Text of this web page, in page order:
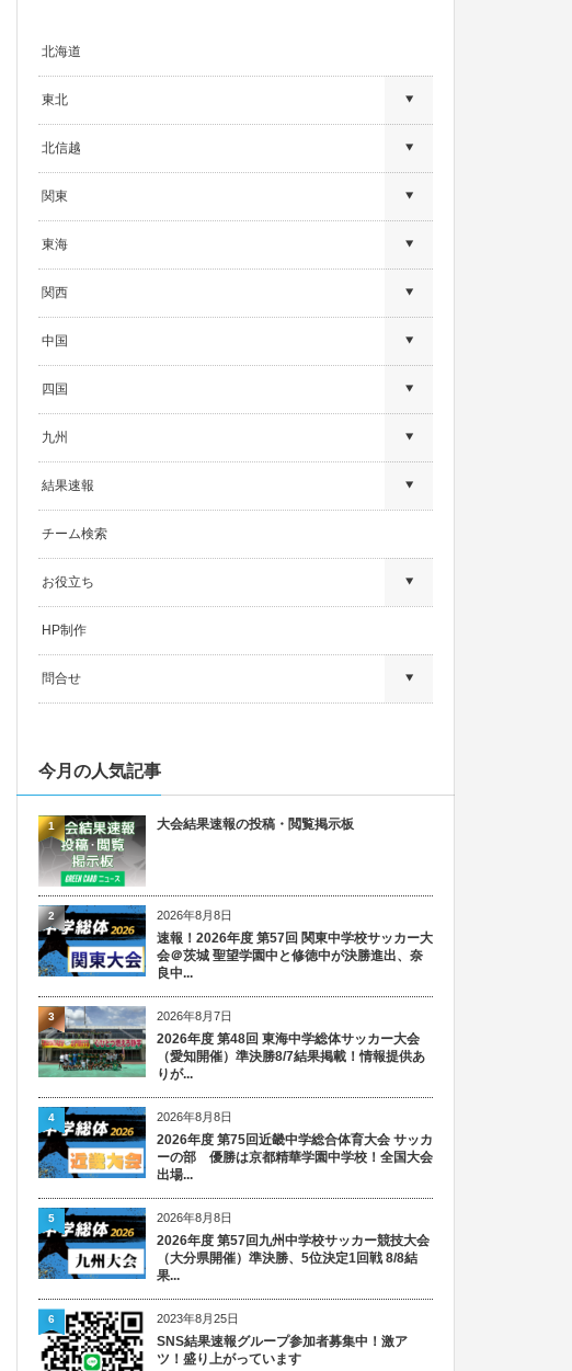
北海道
東北
北信越
関東
東海
関西
中国
四国
九州
結果速報
チーム検索
お役立ち
HP制作
問合せ
今月の人気記事
大会結果速報の投稿・閲覧掲示板
1
2026年8月8日
速報！2026年度 第57回 関東中学校サッカー大
会＠茨城 聖望学園中と修徳中が決勝進出、奈
良中...
2
2026年8月7日
2026年度 第48回 東海中学総体サッカー大会
（愛知開催）準決勝8/7結果掲載！情報提供あ
りが...
3
2026年8月8日
2026年度 第75回近畿中学総合体育大会 サッカ
ーの部 優勝は京都精華学園中学校！全国大会
出場...
4
2026年8月8日
2026年度 第57回九州中学校サッカー競技大会
（大分県開催）準決勝、5位決定1回戦 8/8結
果...
5
2023年8月25日
SNS結果速報グループ参加者募集中！激ア
ツ！盛り上がっています
6